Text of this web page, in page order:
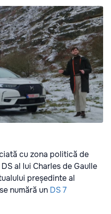
cu zona politică de
al lui Charles de Gaulle
președinte al
numără un DS 7